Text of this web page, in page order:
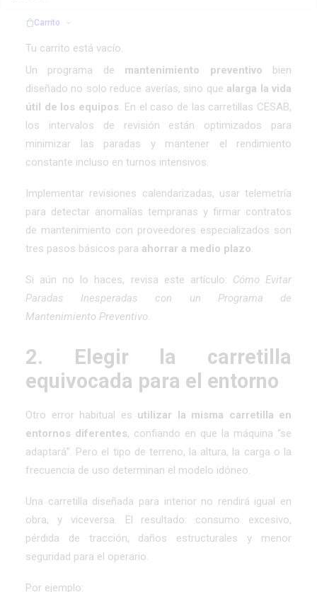
Carrito
Tu carrito está vacío.
tiempo y una mayor dependencia de reparaciones
Un programa de mantenimiento preventivo bien
diseñado no solo reduce averías, sino que alarga la vida
útil de los equipos. En el caso de las carretillas CESAB,
los intervalos de revisión están optimizados para
minimizar las paradas y mantener el rendimiento
constante incluso en turnos intensivos.
Implementar revisiones calendarizadas, usar telemetría
para detectar anomalías tempranas y firmar contratos
de mantenimiento con proveedores especializados son
tres pasos básicos para ahorrar a medio plazo.
Si aún no lo haces, revisa este artículo: Cómo Evitar
Paradas Inesperadas con un Programa de
Mantenimiento Preventivo.
2. Elegir la carretilla
equivocada para el entorno
Otro error habitual es utilizar la misma carretilla en
entornos diferentes, confiando en que la máquina “se
adaptará”. Pero el tipo de terreno, la altura, la carga o la
frecuencia de uso determinan el modelo idóneo.
Una carretilla diseñada para interior no rendirá igual en
obra, y viceversa. El resultado: consumo excesivo,
pérdida de tracción, daños estructurales y menor
seguridad para el operario.
Por ejemplo: